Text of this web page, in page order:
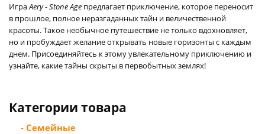
ИграAery - Stone Age предлагает приключение, которое переносит
в прошлое, полное неразгаданных тайн и величественной
красоты. Такое необычное путешествие не только вдохновляет,
но и пробуждает желание открывать новые горизонты с каждым
днем. Присоединяйтесь к этому увлекательному приключению и
узнайте, какие тайны скрыты в первобытных землях!
Категории товара
- Семейные